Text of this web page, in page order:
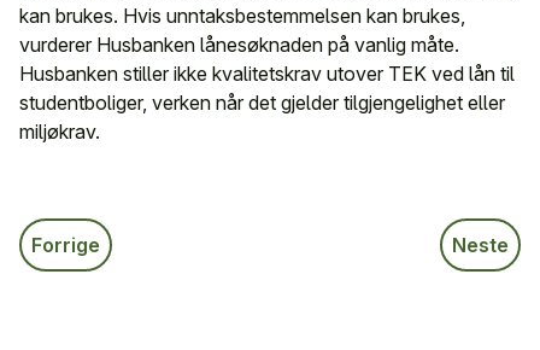
kan brukes. Hvis unntaksbestemmelsen kan brukes,
vurderer Husbanken lånesøknaden på vanlig måte.
Husbanken stiller ikke kvalitetskrav utover TEK ved lån til
studentboliger, verken når det gjelder tilgjengelighet eller
miljøkrav.
Forrige Neste